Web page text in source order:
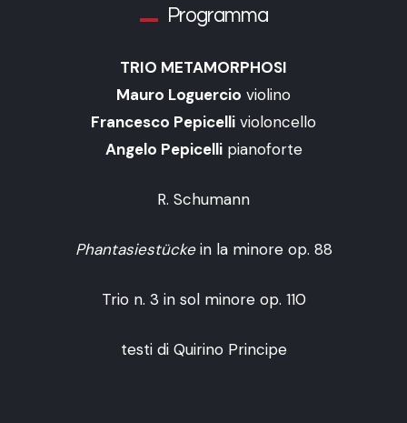
Programma
TRIO METAMORPHOSI
Mauro Loguercio violino
Francesco Pepicelli violoncello
Angelo Pepicellipianoforte
R. Schumann
Phantasiestückein la minore op. 88
Trio n. 3 in sol minore op. 110
testi di Quirino Principe